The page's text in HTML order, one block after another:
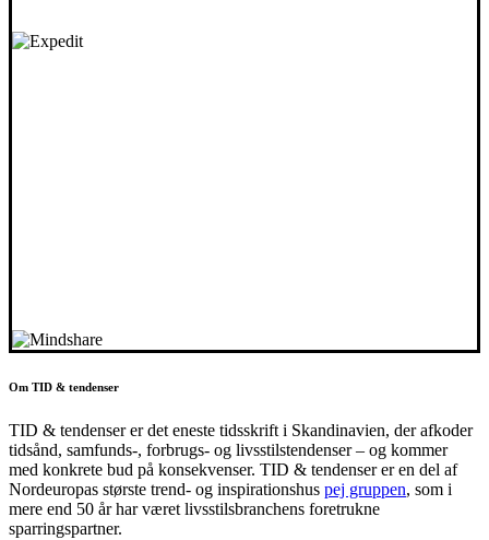
Om TID & tendenser
TID & tendenser er det eneste tidsskrift i Skandinavien, der afkoder
tidsånd, samfunds-, forbrugs- og livsstilstendenser – og kommer
med konkrete bud på konsekvenser. TID & tendenser er en del af
Nordeuropas største trend- og inspirationshus pej gruppen, som i
mere end 50 år har været livsstilsbranchens foretrukne
sparringspartner.